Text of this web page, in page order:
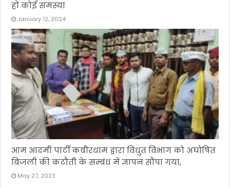
हो कोई समस्या
January 12, 2024
आम आदमी पार्टी कबीरधाम द्वारा विधुत विभाग को अघोषित
बिजली की कटौती के सम्बंध में ज्ञापन सौंपा गया,
May 27, 2023